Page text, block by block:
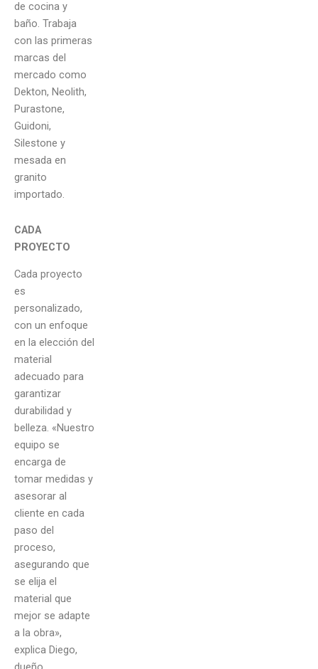
de cocina y
baño. Trabaja
con las primeras
marcas del
mercado como
Dekton, Neolith,
Purastone,
Guidoni,
Silestone y
mesada en
granito
importado.
CADA
PROYECTO
Cada proyecto
es
personalizado,
con un enfoque
en la elección del
material
adecuado para
garantizar
durabilidad y
belleza. «Nuestro
equipo se
encarga de
tomar medidas y
asesorar al
cliente en cada
paso del
proceso,
asegurando que
se elija el
material que
mejor se adapte
a la obra»,
explica Diego,